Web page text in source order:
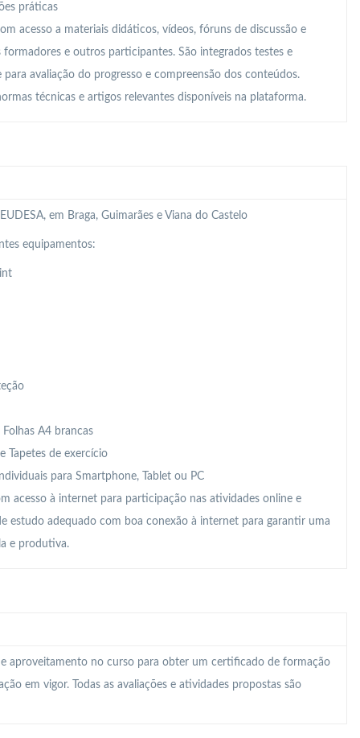
práticas
acesso a materiais didáticos, vídeos, fóruns de discussão e
e outros participantes. São integrados testes e
avaliação do progresso e compreensão dos conteúdos.
técnicas e artigos relevantes disponíveis na plataforma.
em Braga, Guimarães e Viana do Castelo
equipamentos:
A4 brancas
Tapetes de exercício
para Smartphone, Tablet ou PC
acesso à internet para participação nas atividades online e
estudo adequado com boa conexão à internet para garantir uma
e produtiva.
aproveitamento no curso para obter um certificado de formação
em vigor. Todas as avaliações e atividades propostas são